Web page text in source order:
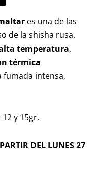
es una de las
de la shisha rusa.
temperatura,
térmica
fumada intensa,
y 15gr.
DEL LUNES 27